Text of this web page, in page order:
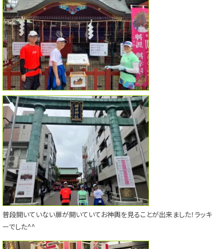
普段開いていない扉が開いていてお神輿を見ることが出来ました！ラッキ
ーでした^^